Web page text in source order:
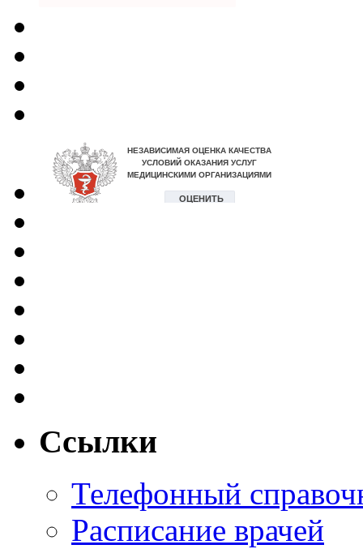
Ссылки
Телефонный
Расписание врачей